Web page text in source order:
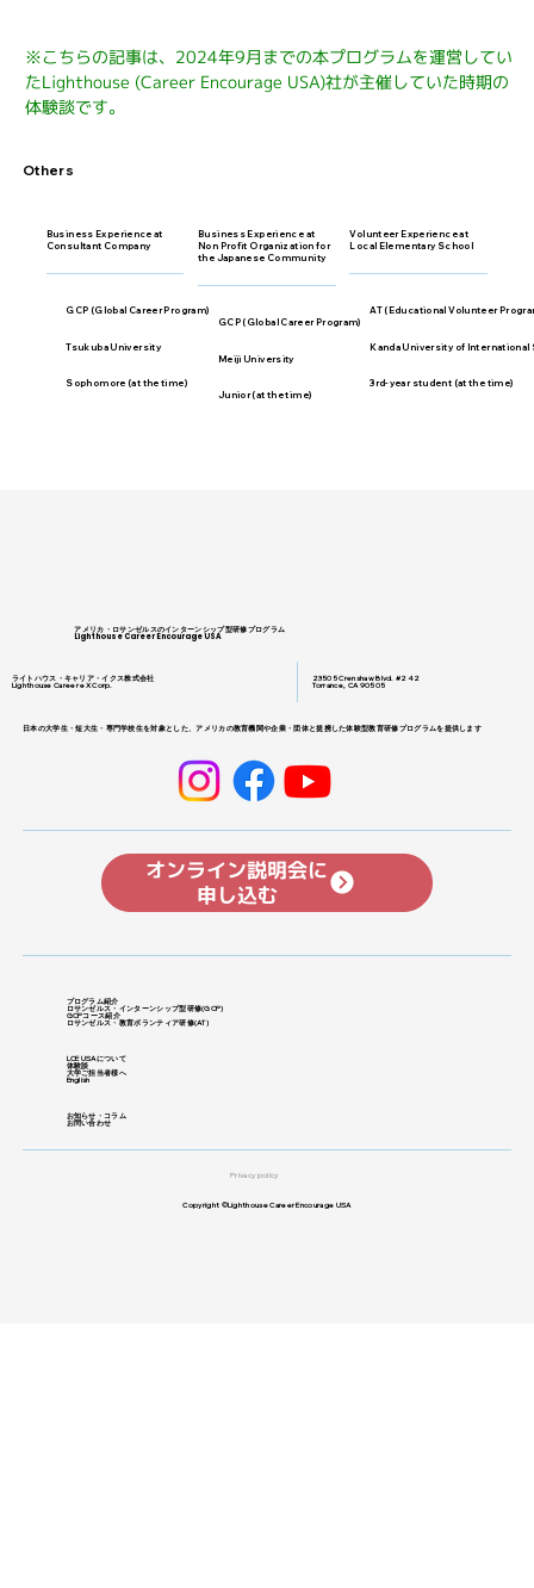
※こちらの記事は、2024年9月までの本プログラムを運営してい
たLighthouse (Career Encourage USA)社が主催していた時期の
体験談です。
Others
Business Experience at
Consultant Company
GCP (Global Career Program)
Tsukuba University
Sophomore (at the time)
Business Experience at
Non Profit Organization for
the Japanese Community
GCP (Global Career Program)
Meiji University
Junior (at the time)
Volunteer Experience at
Local Elementary School
AT (Educational Volunteer
Kanda University of International
3rd-year student (at the time)
アメリカ・ロサンゼルスのインターンシップ型研修プログラム
Lighthouse Career Encourage USA
ライトハウス・キャリア・イクス株式会社
Lighthouse Career eX Corp.
23505 Crenshaw Blvd. #242
Torrance, CA 90505
日本の大学生・短大生・専門学校生を対象とした、アメリカの教育機関や企業・団体と提携した体験型教育研修プログラムを提供します
オンライン説明会に
申し込む
プログラム紹介
ロサンゼルス・インターンシップ型研修​(GCP)
GCPコース紹介
ロサンゼルス・教育ボランティア研修(AT)
LCE USAについて
体験談
大学ご担当者様へ
English
お知らせ・コラム
お問い合わせ
Privacy policy
Copyright ©Lighthouse Career Encourage USA